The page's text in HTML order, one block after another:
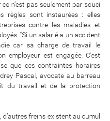
n’est pas seulement par souci
règles sont instaurées : elles
contre les maladies et
“Si un salarié a un accident
car sa charge de travail le
employeur est engagée. C’est
que ces contraintes horaires
Pascal, avocate au barreau
du travail et de la protection
freins existent au cumul